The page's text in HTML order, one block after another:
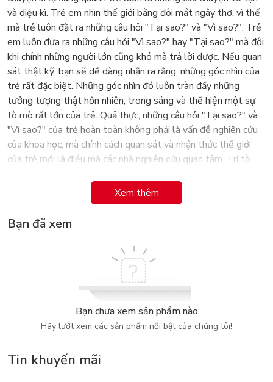
và diệu kì. Trẻ em nhìn thế giới bằng đôi mắt ngây thơ, vì thế
mà trẻ luôn đặt ra những câu hỏi "Tại sao?" và "Vì sao?". Trẻ
em luôn đưa ra những câu hỏi "Vì sao?" hay "Tại sao?" mà đôi
khi chính những người lớn cũng khó mà trả lời được. Nếu quan
sát thật kỹ, bạn sẽ dễ dàng nhận ra rằng, những góc nhìn của
trẻ rất đặc biệt. Những góc nhìn đó luôn tràn đầy những
tưởng tượng thật hồn nhiên, trong sáng và thể hiện một sự
tò mò rất lớn của trẻ. Quả thực, những câu hỏi "Tại sao?" và
"Vì sao?" của trẻ hoàn toàn không phải là vấn đề nghiên cứu
của khoa học, mà chính cách quan sát và nhận thức thế giới
của trẻ mới là điều mà các nhà nghiên cứu quan tâm. Trí tò
ta cần giúp trẻ nuôi dưỡng trí tò mò này, dùng nó làm động
lực thúc đẩy trẻ trưởng thành, say mê tìm hiểu những tri thức
khoa học, từ đó góp phần làm phát triển thế giới.
tầm và biên tập từ rất nhiều câu hỏi “Tại sao”, "Vì sao" của
trẻ. Qua quá trình chọn lọc cẩn thận, chu đáo, nhóm tác giả đã
tổng kết được những nội dung hết sức hấp dẫn, mới mẻ và
Xem thêm
Bạn đã xem
Bạn chưa xem sản phẩm nào
Hãy lướt xem các sản phẩm nổi bật của chúng tôi!
Tin khuyến mãi